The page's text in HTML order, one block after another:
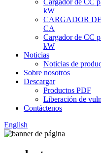
Cargador de CC
kW
CARGADOR
CA
Cargador de CC
kW
Noticias
Noticias de
Sobre nosotros
Descargar
Productos PDF
Liberación de
Contáctenos
English